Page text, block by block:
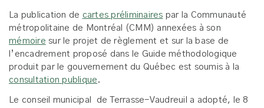
La publication de cartes préliminaires par la Communauté
métropolitaine de Montréal (CMM) annexées à son
mémoire sur le projet de règlement et sur la base de
l’encadrement proposé dans le Guide méthodologique
produit par le gouvernement du Québec est soumis à la
consultation publique .
Le conseil municipal de Terrasse-Vaudreuil a adopté, le 8